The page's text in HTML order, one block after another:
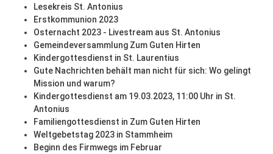
Lesekreis St. Antonius
Erstkommunion 2023
Osternacht 2023 - Livestream aus St. Antonius
Gemeindeversammlung Zum Guten Hirten
Kindergottesdienst in St. Laurentius
Gute Nachrichten behält man nicht für sich: Wo gelingt
Mission und warum?
Kindergottesdienst am 19.03.2023, 11:00 Uhr in St.
Antonius
Familiengottesdienst in Zum Guten Hirten
Weltgebetstag 2023 in Stammheim
Beginn des Firmwegs im Februar